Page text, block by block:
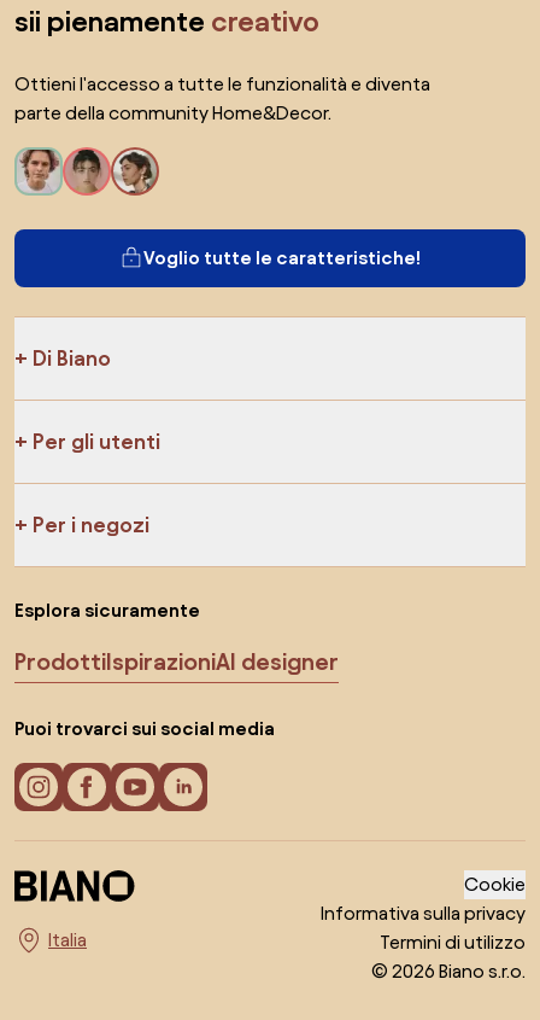
sii pienamente creativo
Ottieni l'accesso a tutte le funzionalità e diventa
parte della community Home&Decor.
Voglio tutte le caratteristiche!
Di Biano
Per gli utenti
Per i negozi
Esplora sicuramente
ProdottiIspirazioniAI designer
Puoi trovarci sui social media
Seleziona il paese
Cookie
Informativa sulla privacy
Termini di utilizzo
© 2026 Biano s.r.o.